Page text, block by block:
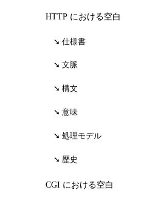
HTTP における空白
仕様書
文脈
構文
意味
処理モデル
歴史
CGI における空白